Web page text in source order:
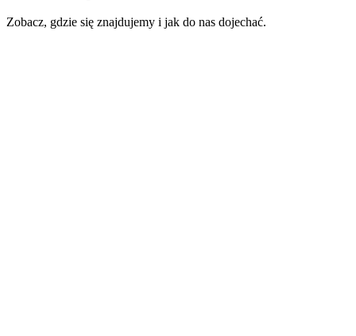
Zobacz, gdzie się znajdujemy i jak do nas dojechać.